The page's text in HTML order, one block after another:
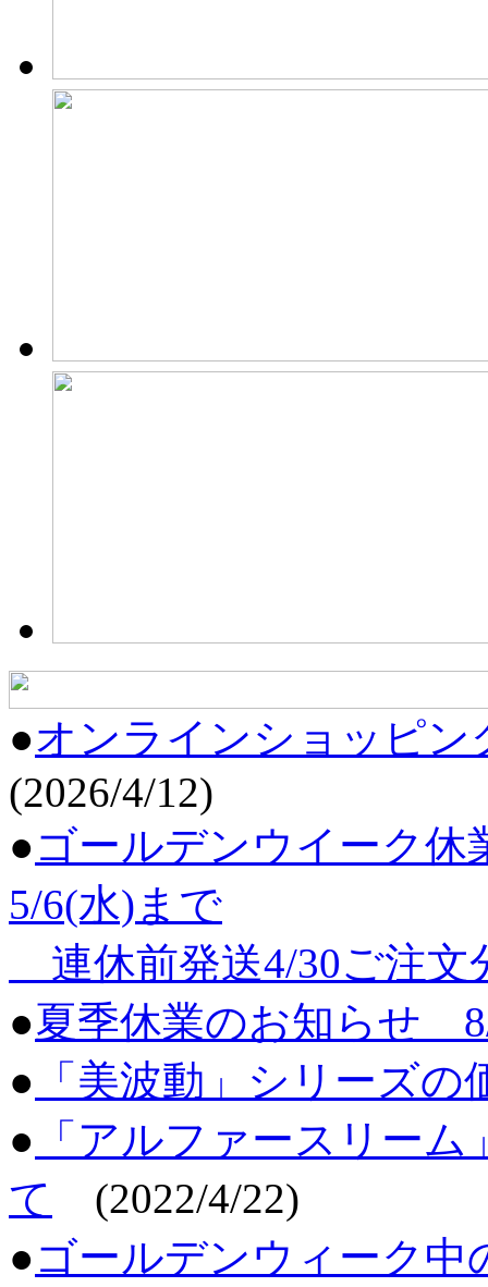
●オンラインショッピ
(2026/4/12)
●ゴールデンウイーク
5/6(水)まで
連休前発送4/30ご注文
●夏季休業のお知らせ
● 「美波動」シリーズ
● 「アルファースリー
て
(2022/4/22)
●ゴールデンウィーク中